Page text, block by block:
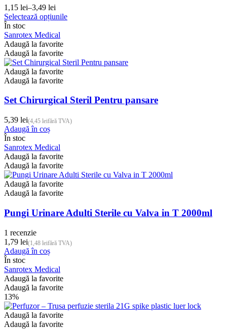
1,15 lei–3,49 lei
Interval
de
prețuri:
1,15 lei
până
la
3,49 lei
Selectează opțiunileAcest
variații.
alese
pagina
produsului.
În stoc
Sanrotex Medical
Adaugă la favorite
Adaugă la favorite
Adaugă la favorite
Adaugă la favorite
Set Chirurgical Steril Pentru pansare
5,39 lei(4,45 leifără TVA)
Adaugă în coș
În stoc
Sanrotex Medical
Adaugă la favorite
Adaugă la favorite
Adaugă la favorite
Adaugă la favorite
Pungi Urinare Adulti Sterile cu Valva in T 2000ml
1 recenzie
1,79 lei(1,48 leifără TVA)
Adaugă în coș
În stoc
Sanrotex Medical
Adaugă la favorite
Adaugă la favorite
13%
Adaugă la favorite
Adaugă la favorite